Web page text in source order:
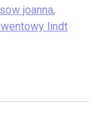
joanna,
lindt